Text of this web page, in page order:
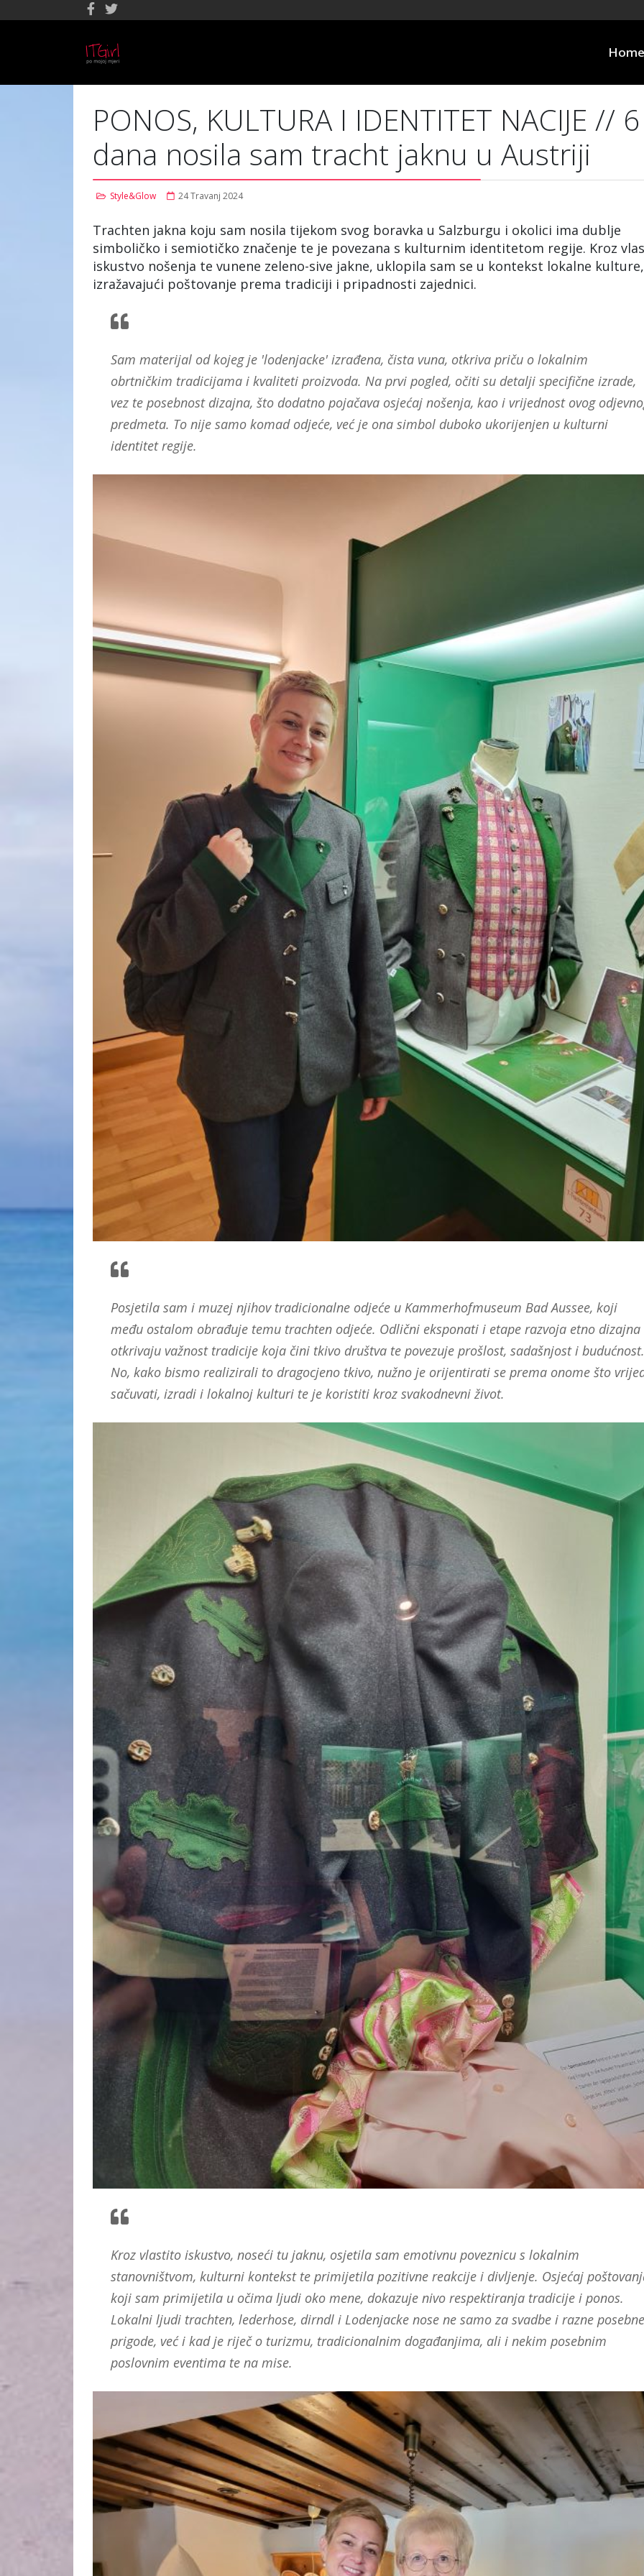
Home
PONOS, KULTURA I IDENTITET NACIJE // 6
dana nosila sam tracht jaknu u Austriji
Style&Glow 24 Travanj 2024
Trachten jakna koju sam nosila tijekom svog boravka u Salzburgu i okolici ima dublje
simboličko i semiotičko značenje te je povezana s kulturnim identitetom regije. Kroz
iskustvo nošenja te vunene zeleno-sive jakne, uklopila sam se u kontekst lokalne kulture,
izražavajući poštovanje prema tradiciji i pripadnosti zajednici.
Sam materijal od kojeg je 'lodenjacke' izrađena, čista vuna, otkriva priču o lokalnim
obrtničkim tradicijama i kvaliteti proizvoda. Na prvi pogled, očiti su detalji specifične izrade,
vez te posebnost dizajna, što dodatno pojačava osjećaj nošenja, kao i vrijednost ovog
predmeta. To nije samo komad odjeće, već je ona simbol duboko ukorijenjen u kulturni
identitet regije.
Posjetila sam i muzej njihov tradicionalne odjeće u Kammerhofmuseum Bad Aussee, koji
među ostalom obrađuje temu trachten odjeće. Odlični eksponati i etape razvoja etno dizajna
otkrivaju važnost tradicije koja čini tkivo društva te povezuje prošlost, sadašnjost i budućnost.
No, kako bismo realizirali to dragocjeno tkivo, nužno je orijentirati se prema onome što
sačuvati, izradi i lokalnoj kulturi te je koristiti kroz svakodnevni život.
Kroz vlastito iskustvo, noseći tu jaknu, osjetila sam emotivnu poveznicu s lokalnim
stanovništvom, kulturni kontekst te primijetila pozitivne reakcije i divljenje. Osjećaj
koji sam primijetila u očima ljudi oko mene, dokazuje nivo respektiranja tradicije i ponos.
Lokalni ljudi trachten, lederhose, dirndl i Lodenjacke nose ne samo za svadbe i razne posebne
prigode, već i kad je riječ o turizmu, tradicionalnim događanjima, ali i nekim posebnim
poslovnim eventima te na mise.